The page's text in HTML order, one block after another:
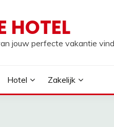
HOTEL
jouw perfecte vakantie
Hotel Zakelijk